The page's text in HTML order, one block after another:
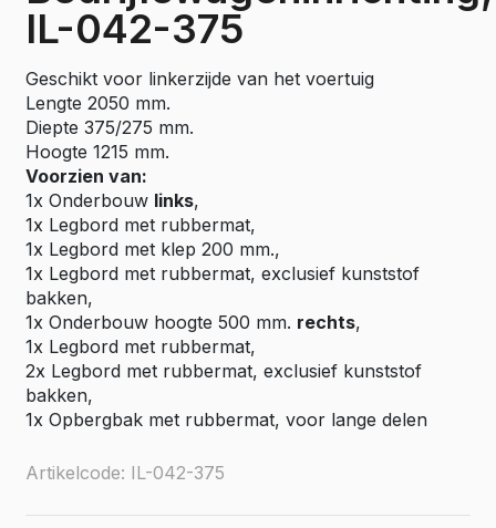
IL-042-375
Geschikt voor linkerzijde van het voertuig
Lengte 2050 mm.
Diepte 375/275 mm.
Hoogte 1215 mm.
Voorzien van:
1x Onderbouw links,
1x Legbord met rubbermat,
1x Legbord met klep 200 mm.,
1x Legbord met rubbermat, exclusief kunststof
bakken,
1x Onderbouw hoogte 500 mm. rechts,
1x Legbord met rubbermat,
2x Legbord met rubbermat, exclusief kunststof
bakken,
1x Opbergbak met rubbermat, voor lange delen
Artikelcode: IL-042-375